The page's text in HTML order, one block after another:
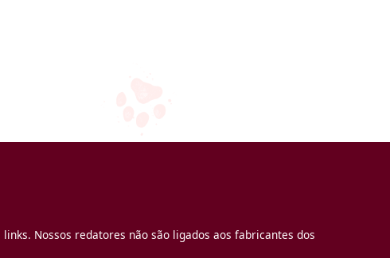
Nossos redatores não são ligados aos fabricantes dos